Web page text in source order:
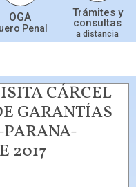
OGA
Penal
Trámites y
consultas
a distancia
CÁRCEL
GARANTÍAS
PARANA-
2017